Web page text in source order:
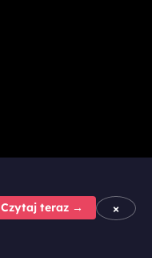
Czytaj teraz → ×